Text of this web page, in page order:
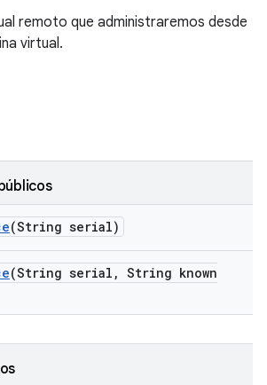
remoto que administraremos desde
virtual.
(String serial)
(String serial , String known